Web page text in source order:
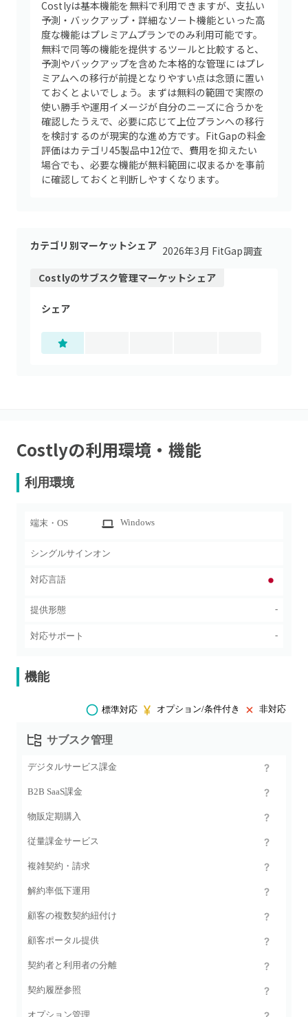
Costlyは基本機能を無料で利用できますが、支払い
予測・バックアップ・詳細なソート機能といった高
度な機能はプレミアムプランでのみ利用可能です。
無料で同等の機能を提供するツールと比較すると、
予測やバックアップを含めた本格的な管理にはプレ
ミアムへの移行が前提となりやすい点は念頭に置い
ておくとよいでしょう。まずは無料の範囲で実際の
使い勝手や運用イメージが自分のニーズに合うかを
確認したうえで、必要に応じて上位プランへの移行
を検討するのが現実的な進め方です。FitGapの料金
評価はカテゴリ45製品中12位で、費用を抑えたい
場合でも、必要な機能が無料範囲に収まるかを事前
に確認しておくと判断しやすくなります。
カテゴリ別マーケットシェア 2026年3月 FitGap調査
Costlyのサブスク管理マーケットシェア
シェア
Costlyの利用環境・機能
利用環境
端末・OS Windows
シングルサインオン
対応言語
提供形態 -
対応サポート -
機能
標準対応 オプション/条件付き 非対応
サブスク管理
デジタルサービス課金
B2B SaaS課金
物販定期購入
従量課金サービス
複雑契約・請求
解約率低下運用
顧客の複数契約紐付け
顧客ポータル提供
契約者と利用者の分離
契約履歴参照
オプション管理